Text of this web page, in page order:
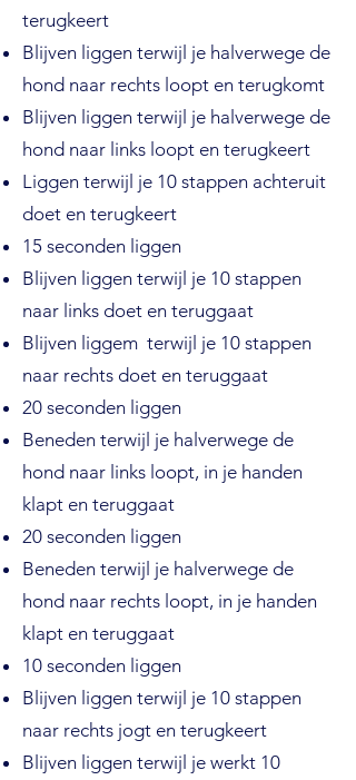
terugkeert
Blijven liggen terwijl je halverwege de
hond naar rechts loopt en terugkomt
Blijven liggen terwijl je halverwege de
hond naar links loopt en terugkeert
Liggen terwijl je 10 stappen achteruit
doet en terugkeert
15 seconden liggen
Blijven liggen terwijl je 10 stappen
naar links doet en teruggaat
Blijven liggem terwijl je 10 stappen
naar rechts doet en teruggaat
20 seconden liggen
Beneden terwijl je halverwege de
hond naar links loopt, in je handen
klapt en teruggaat
20 seconden liggen
Beneden terwijl je halverwege de
hond naar rechts loopt, in je handen
klapt en teruggaat
10 seconden liggen
Blijven liggen terwijl je 10 stappen
naar rechts jogt en terugkeert
Blijven liggen terwijl je werkt 10